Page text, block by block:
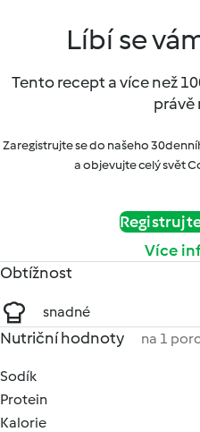
Líbí se
Tento recept a více než
právě
Zaregistrujte se do našeho
a objevujte celý svět
Více
Obtížnost
snadné
Nutriční hodnoty na 1
Sodík
Protein
Kalorie